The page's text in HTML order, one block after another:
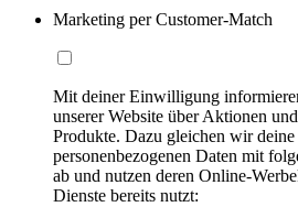
Marketing per Customer-Match
Mit deiner Einwilligung
unserer Website über Aktionen
Produkte. Dazu gleichen wir deine
personenbezogenen Daten mit
ab und nutzen deren Online-
Dienste bereits nutzt: